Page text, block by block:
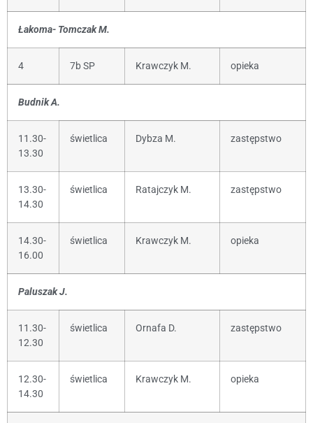
Łakoma- Tomczak M.
4 7b SP Krawczyk M. opieka
Budnik A.
11.30-
13.30
świetlica Dybza M. zastępstwo
13.30-
14.30
świetlica Ratajczyk M. zastępstwo
14.30-
16.00
świetlica Krawczyk M. opieka
Paluszak J.
11.30-
12.30
świetlica Ornafa D. zastępstwo
12.30-
14.30
świetlica Krawczyk M. opieka